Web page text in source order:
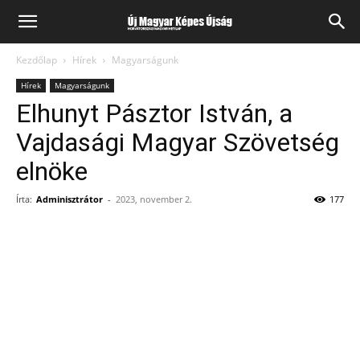
Kezdőlap Hírek Magyarságunk
Hírek Magyarságunk
Elhunyt Pásztor István, a
Vajdasági Magyar Szövetség
elnöke
Írta: Adminisztrátor - 2023, november 2. 177